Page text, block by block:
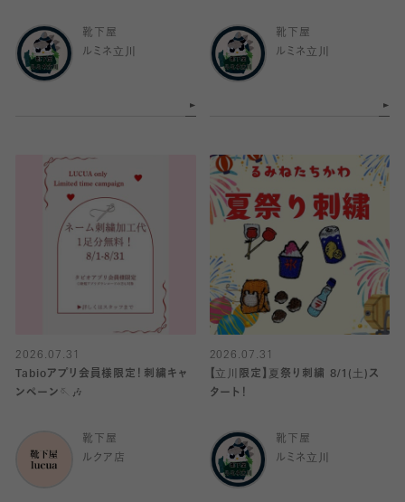
靴下屋
ルミネ立川
靴下屋
ルミネ立川
2026.07.31
Tabioアプリ会員様限定！刺繍キャ
ンペーン🪡🎶
靴下屋
ルクア店
2026.07.31
【立川限定】夏祭り刺繍 8/1(土)ス
タート！
靴下屋
ルミネ立川